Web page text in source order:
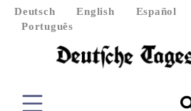
Deutsch English Español
Português